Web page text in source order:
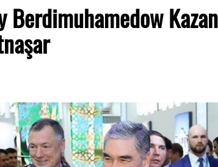
Berdimuhamedow